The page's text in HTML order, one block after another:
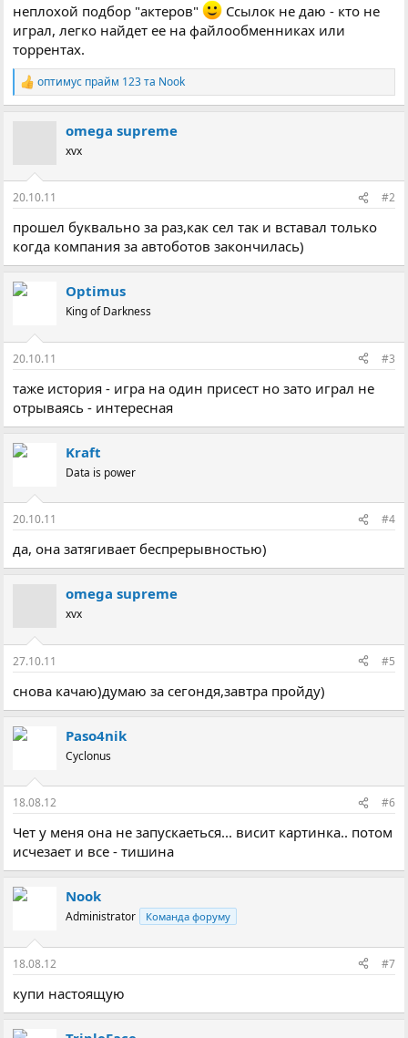
неплохой подбор "актеров"
Ссылок не даю - кто не
играл, легко найдет ее на файлообменниках или
торрентах.
Р
е
оптимус прайм 123та Nook
omega supreme
xvx
20.10.11 #2
прошел буквально за раз,как сел так и вставал только
когда компания за автоботов закончилась)
Optimus
King of Darkness
20.10.11 #3
таже история - игра на один присест но зато играл не
отрываясь - интересная
Kraft
Data is power
20.10.11 #4
да, она затягивает беспрерывностью)
omega supreme
xvx
27.10.11 #5
снова качаю)думаю за сегондя,завтра пройду)
Paso4nik
Cyclonus
18.08.12 #6
Чет у меня она не запускаеться... висит картинка.. потом
исчезает и все - тишина
Nook
Administrator Команда форуму
18.08.12 #7
купи настоящую